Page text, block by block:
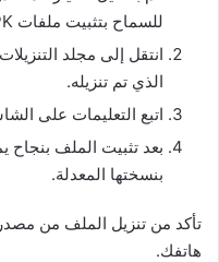
للسماح بتثبيت ملفات APK خارج متجر Google Play.
الذي تم تنزيله.
اتبع التعليمات على
بعد تثبيت الملف بنجاح
بنسختها المعدلة.
تأكد من تنزيل الملف من
هاتفك.